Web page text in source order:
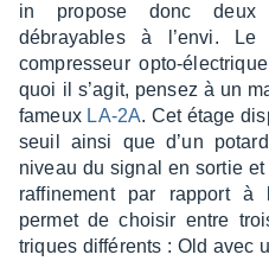
in propose donc deux
débrayables à l’envi.
compres­seur opto-
quoi il s’agit, pensez à un
fameux LA-2A. Cet étage
seuil ainsi que d’un
niveau du signal en sortie
raffi­ne­ment par rapport à
permet de choi­sir entre
triques diffé­rents : Old avec